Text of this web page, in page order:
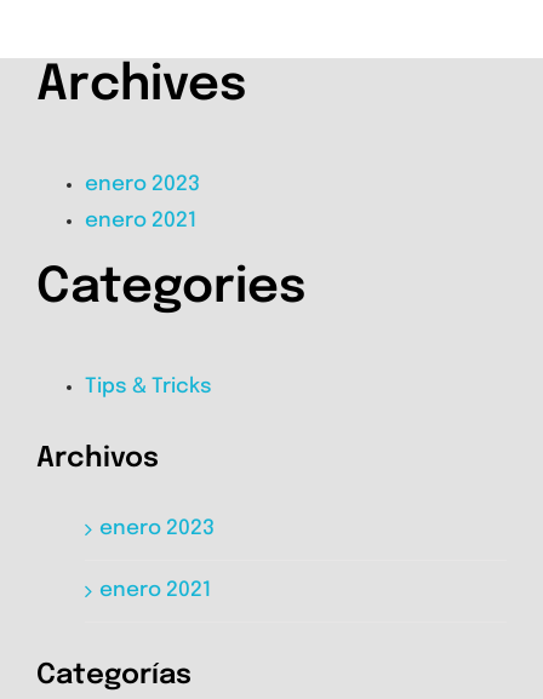
Archives
enero 2023
enero 2021
Categories
Tips & Tricks
Archivos
enero 2023
enero 2021
Categorías